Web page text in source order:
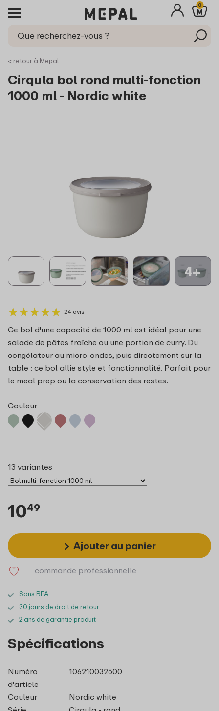
0
< retour à Mepal
Cirqula bol rond multi-fonction
1000 ml - Nordic white
4+
★★★★★
★★★★★ 24 avis
Ce bol d'une capacité de 1000 ml est idéal pour une
salade de pâtes fraîche ou une portion de curry. Du
congélateur au micro-ondes, puis directement sur la
table : ce bol allie style et fonctionnalité. Parfait pour
le meal prep ou la conservation des restes.
Couleur
13 variantes
1049
Ajouter au panier
commande professionnelle
Sans BPA
30 jours de droit de retour
2 ans de garantie produit
Spécifications
Numéro
d'article
106210032500
Couleur
Nordic white